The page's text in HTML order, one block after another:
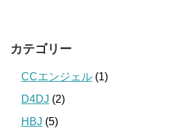
カテゴリー
CCエンジェル (1)
D4DJ (2)
HBJ (5)